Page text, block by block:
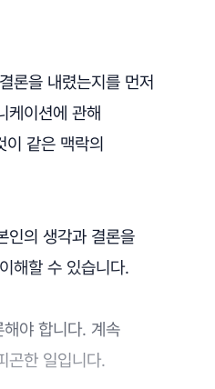
론을 내렸는지를 먼저
케이션에 관해
이 같은 맥락의
인의 생각과 결론을
해할 수 있습니다.
야 합니다. 계속
곤한 일입니다.